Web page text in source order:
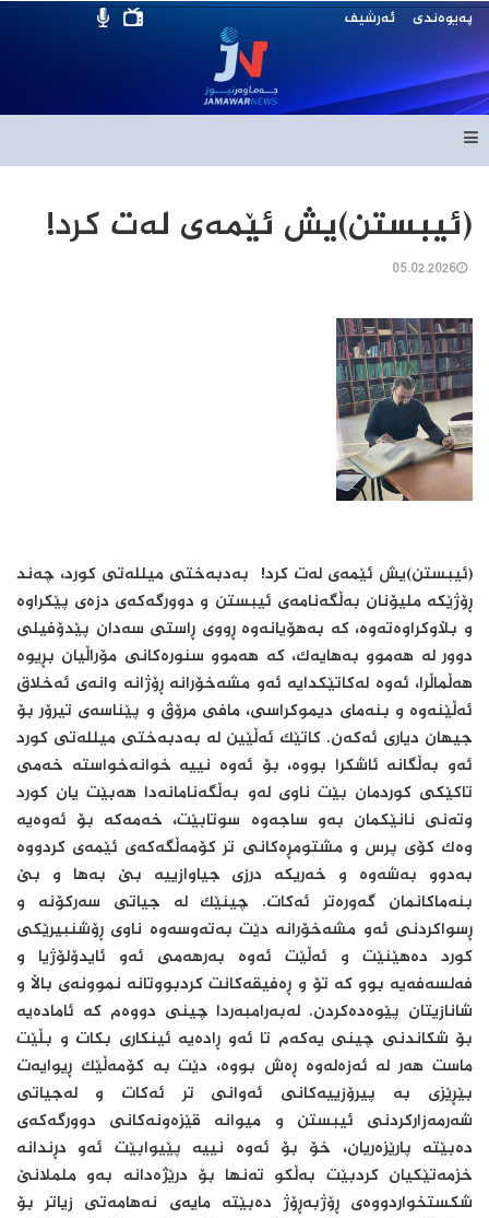
پەیوەندی ئەرشیف
(ئیبستن)یش ئێمەی لەت کرد!
05.02.2026
(ئیبستن)یش ئێمەی لەت کرد! ⁠ بەدبەختی میللەتی کورد، چەند
ڕۆژێکە ملیۆنان بەڵگەنامەی ئیبستن و دوورگەکەی دزەی پێکراوە
و بڵاوکراوەتەوە، کە بەهۆیانەوە ڕووی ڕاستی سەدان پێدۆفیلی
دوور لە هەموو بەهایەک، کە هەموو سنورەکانی مۆراڵیان بڕیوە
هەڵماڵرا، ئەوە لەکاتێکدایە ئەو مشەخۆرانە ڕۆژانە وانەی ئەخلاق
ئەڵێنەوە و بنەمای دیموکراسی، مافی مرۆڤ و پێناسەی تیرۆر بۆ
جیهان دیاری ئەکەن. کاتێک ئەڵێین لە بەدبەختی میللەتی کورد
ئەو بەڵگانە ئاشکرا بووە، بۆ ئەوە نییە خوانەخواستە خەمی
تاکێکی کوردمان بێت ناوی لەو بەڵگەنامانەدا هەبێت یان کورد
وتەنی نانێکمان بەو ساجەوە سوتابێت، خەمەکە بۆ ئەوەیە
وەک کۆی پرس و مشتومڕەکانی تر کۆمەڵگەکەی ئێمەی کردووە
بەدوو بەشەوە و خەریکە درزی جیاوازییە بێ بەها و بێ
بنەماکانمان گەورەتر ئەکات. چینێک لە جیاتی سەرکۆنە و
ڕسواکردنی ئەو مشەخۆرانە دێت بەتەوسەوە ناوی ڕۆشنبیرێکی
کورد دەهێنێت و ئەڵێت ئەوە بەرهەمی ئەو ئایدۆلۆژیا و
فەلسەفەیە بوو کە تۆ و ڕەفیقەکانت کردبووتانە نموونەی باڵا و
شانازیتان پێوەدەکردن. لەبەرامبەردا چینی دووەم کە ئامادەیە
بۆ شکاندنی چینی یەکەم تا ئەو ڕادەیە ئینکاری بکات و بڵێت
ماست هەر لە ئەزەلەوە ڕەش بووە، دێت بە کۆمەڵێک ڕیوایەت
بێڕێزی بە پیرۆزییەکانی ئەوانی تر ئەکات و لەجیاتی
شەرمەزارکردنی ئیبستن و میوانە قێزەونەکانی دوورگەکەی
دەبێتە پارێزەریان، خۆ بۆ ئەوە نییە پێیوابێت ئەو دڕندانە
خزمەتێکیان کردبێت بەڵکو تەنها بۆ درێژەدانە بەو ململانێ
شکستخواردووەی ڕۆژبەڕۆژ دەبێتە مایەی نەهامەتی زیاتر بۆ